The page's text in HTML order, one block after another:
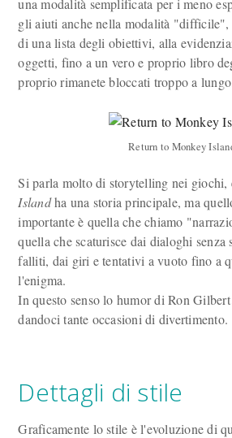
una modalità semplificata per i meno
gli aiuti anche nella modalità
di una lista degli obiettivi, alla
oggetti, fino a un vero e proprio libro
proprio rimanete bloccati troppo a
Return to Monkey
Si parla molto di storytelling nei giochi,
Islandha una storia principale, ma
importante è quella che chiamo
quella che scaturisce dai dialoghi senza
falliti, dai giri e tentativi a vuoto fino a
l'enigma.
In questo senso lo humor di Ron
dandoci tante occasioni di divertimento.
Dettagli di stile
Graficamente lo stile è l'evoluzione di